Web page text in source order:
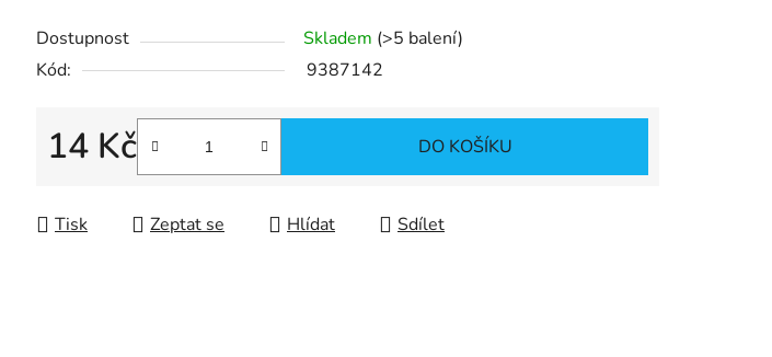
Dostupnost Skladem (>5 balení)
Kód:
9387142
14 Kč
Měrná cena:
DO KOŠÍKU
Tisk Zeptat se Hlídat Sdílet